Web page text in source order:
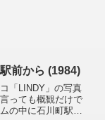
前から (1984)
「LINDY」の写真
っても概観だけで
の中に石川町駅前